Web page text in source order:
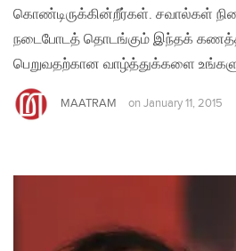
கொண்டிருக்கின்றீர்கள். சவால்கள்
நடைபோடத் தொடங்கும் இந்தக்
பெறுவதற்கான வாழ்த்துக்களை
MAATRAM on January 11, 2015